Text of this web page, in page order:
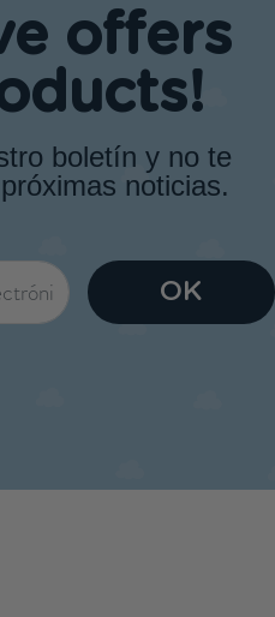
offers
boletín y no te
noticias.